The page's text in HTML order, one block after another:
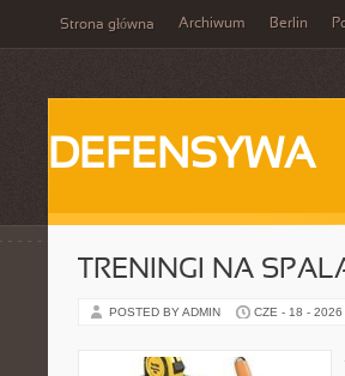
Strona główna Archiwum Berlin
DEFENSYWA
TRENINGI NA
POSTED BY ADMIN CZE - 18 - 2026